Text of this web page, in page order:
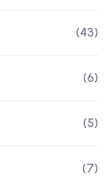
(43)
(6)
(5)
(7)